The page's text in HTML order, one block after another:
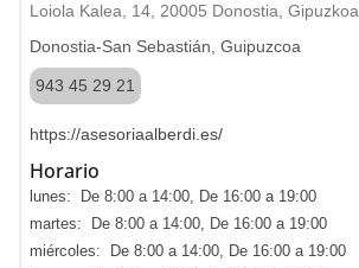
Loiola Kalea, 14, 20005 Donostia, Gipuzkoa
Donostia-San Sebastián, Guipuzcoa
943 45 29 21
https://asesoriaalberdi.es/
Horario
lunes: De 8:00 a 14:00, De 16:00 a 19:00
martes: De 8:00 a 14:00, De 16:00 a 19:00
miércoles: De 8:00 a 14:00, De 16:00 a 19:00